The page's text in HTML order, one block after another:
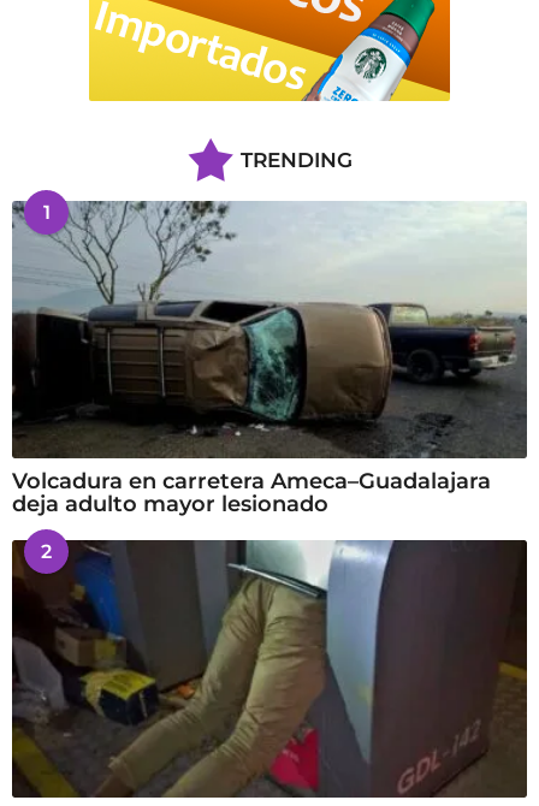
TRENDING
1
Volcadura en carretera Ameca–Guadalajara
deja adulto mayor lesionado
2